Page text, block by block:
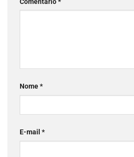
Nome*
E-mail *